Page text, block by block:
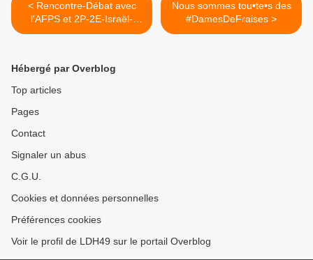
< Rencontre-Débat avec
l'AFPS et 2P-2E-Israël-
Palestine
Nous sommes tou•te•s des
#DamesDeFraises >
Hébergé par Overblog
Top articles
Pages
Contact
Signaler un abus
C.G.U.
Cookies et données personnelles
Préférences cookies
Voir le profil de LDH49 sur le portail Overblog